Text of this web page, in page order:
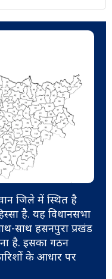
जिले में स्थित है
है. यह विधानसभा
साथ हसनपुरा प्रखंड
है. इसका गठन
के आधार पर